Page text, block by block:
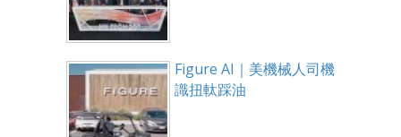
Figure AI｜美機械人司機
識扭軚踩油